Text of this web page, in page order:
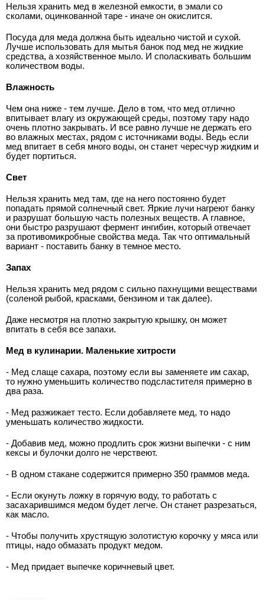
Нельзя хранить мед в железной емкости, в эмали со
сколами, оцинкованной таре - иначе он окислится.
Посуда для меда должна быть идеально чистой и сухой.
Лучше использовать для мытья банок под мед не жидкие
средства, а хозяйственное мыло. И споласкивать большим
количеством воды.
Влажность
Чем она ниже - тем лучше. Дело в том, что мед отлично
впитывает влагу из окружающей среды, поэтому тару надо
очень плотно закрывать. И все равно лучше не держать его
во влажных местах, рядом с источниками воды. Ведь если
мед впитает в себя много воды, он станет чересчур жидким и
будет портиться.
Свет
Нельзя хранить мед там, где на него постоянно будет
попадать прямой солнечный свет. Яркие лучи нагреют банку
и разрушат большую часть полезных веществ. А главное,
они быстро разрушают фермент ингибин, который отвечает
за противомикробные свойства меда. Так что оптимальный
вариант - поставить банку в темное место.
Запах
Нельзя хранить мед рядом с сильно пахнущими веществами
(соленой рыбой, красками, бензином и так далее).
Даже несмотря на плотно закрытую крышку, он может
впитать в себя все запахи.
Мед в кулинарии. Маленькие хитрости
- Мед слаще сахара, поэтому если вы заменяете им сахар,
то нужно уменьшить количество подсластителя примерно в
два раза.
- Мед разжижает тесто. Если добавляете мед, то надо
уменьшать количество жидкости.
- Добавив мед, можно продлить срок жизни выпечки - с ним
кексы и булочки долго не черствеют.
- В одном стакане содержится примерно 350 граммов меда.
- Если окунуть ложку в горячую воду, то работать с
засахарившимся медом будет легче. Он станет разрезаться,
как масло.
- Чтобы получить хрустящую золотистую корочку у мяса или
птицы, надо обмазать продукт медом.
- Мед придает выпечке коричневый цвет.